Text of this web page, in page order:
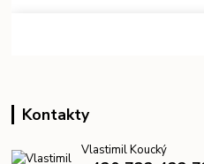
Kontakty
Vlastimil Koucký